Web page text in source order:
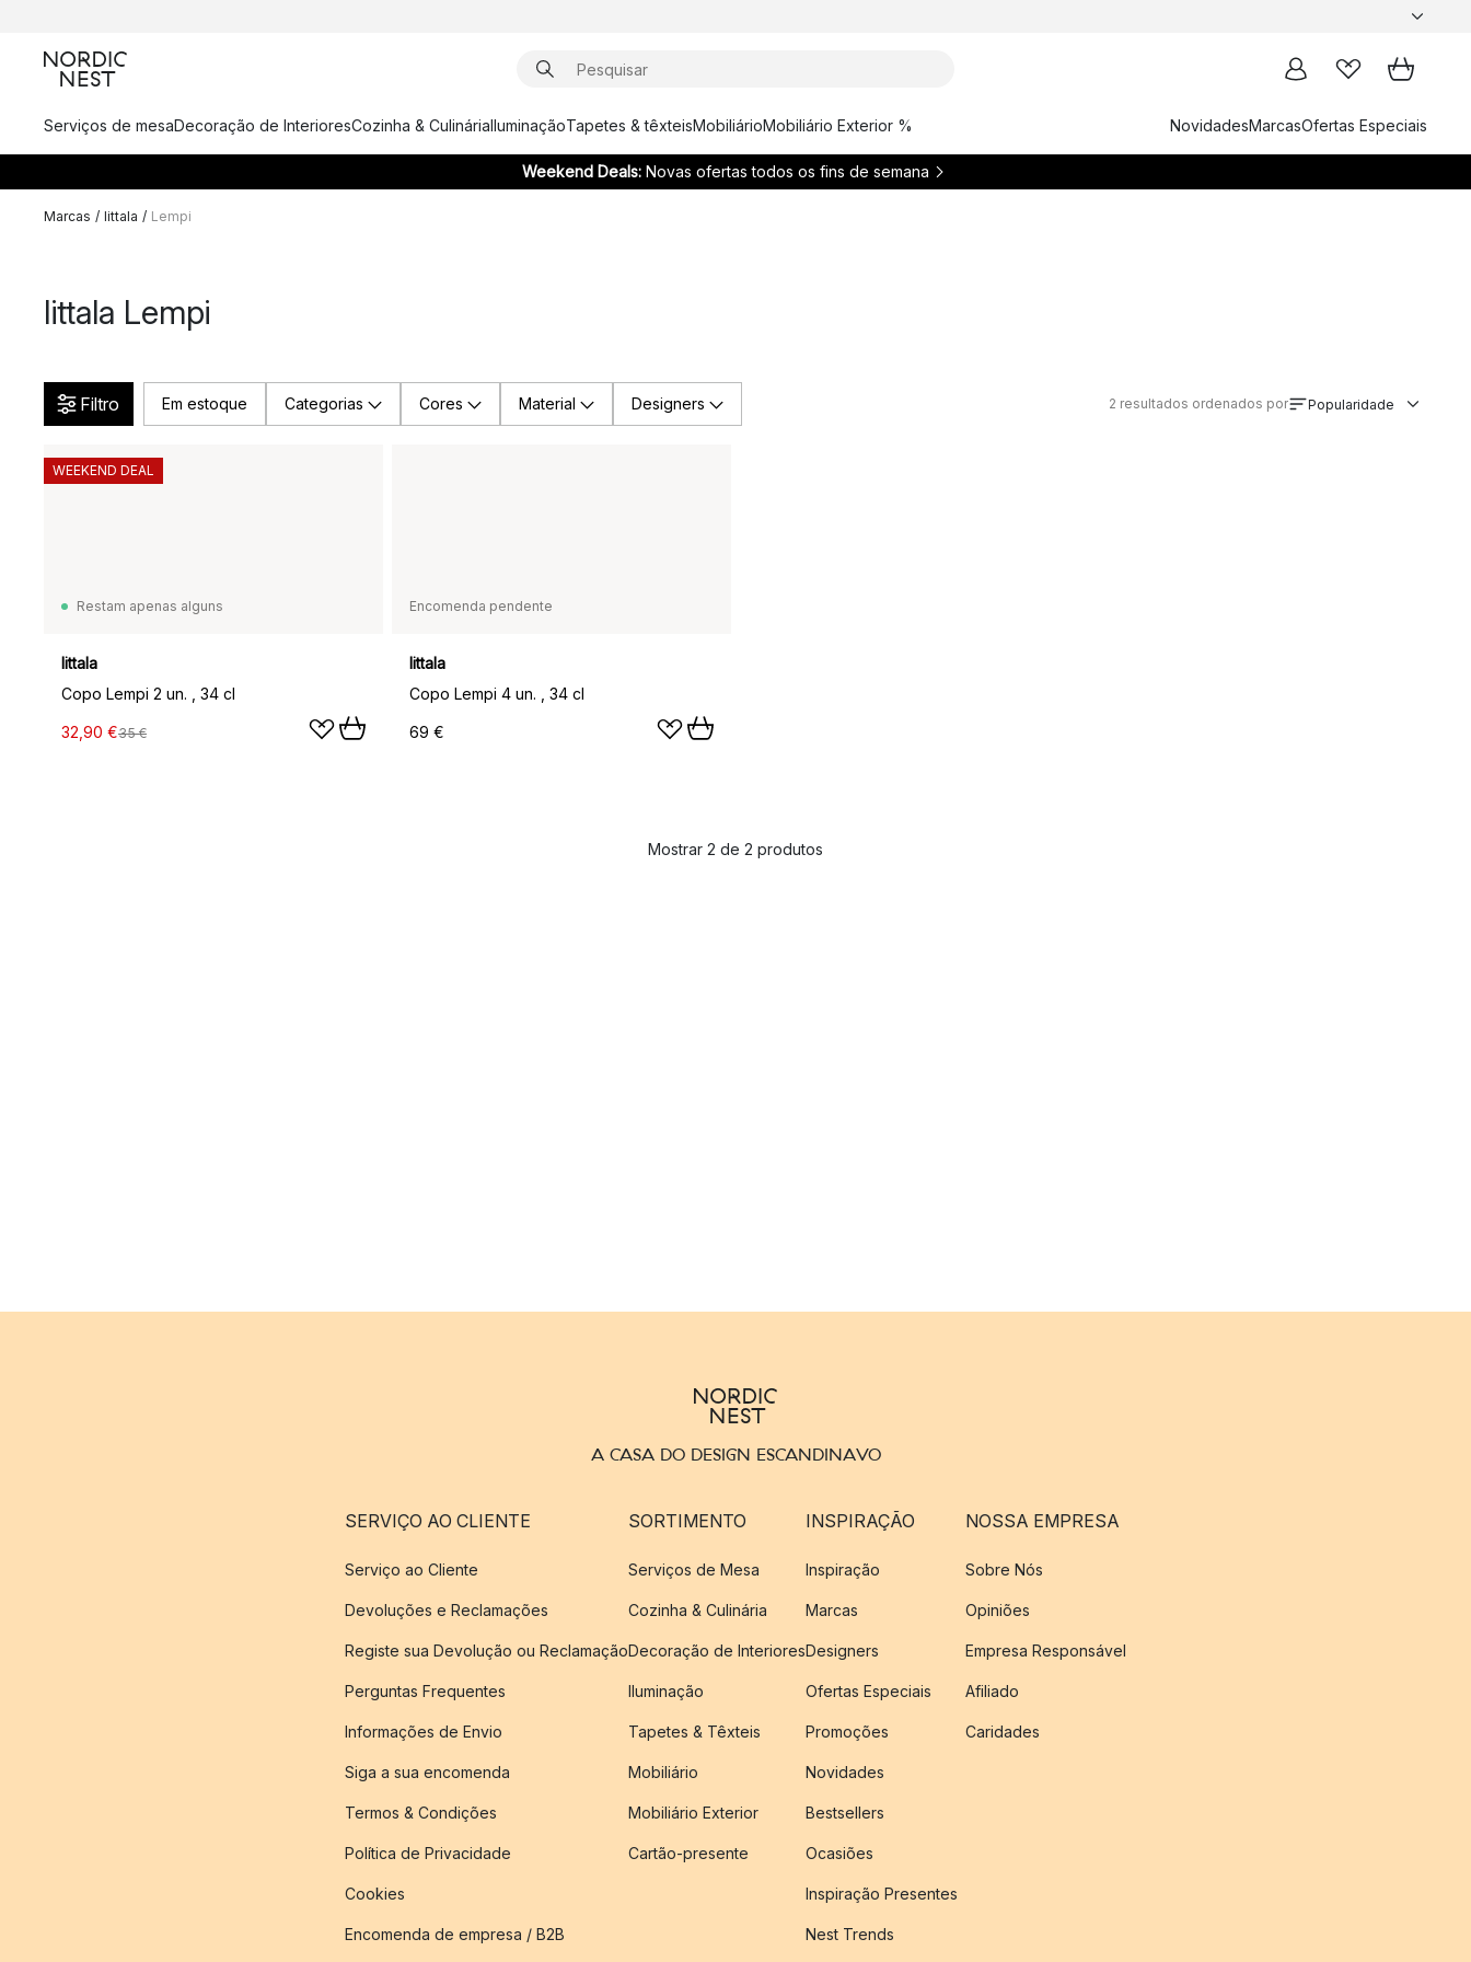
Serviços de mesaDecoração de InterioresCozinha & CulináriaIluminaçãoTapetes & têxteisMobiliárioMobiliário Exterior % NovidadesMarcasOfertas Especiais
Weekend Deals: Novas ofertas todos os fins de semana
Marcas / Iittala / Lempi
Iittala Lempi
Filtro Em estoque Categorias Cores Material Designers 2 resultados ordenados por Popularidade
Restam apenas alguns
Iittala
Copo Lempi 2 un. , 34 cl
32,90 €35 €
WEEKEND DEAL
Encomenda pendente
Iittala
Copo Lempi 4 un. , 34 cl
69 €
Mostrar 2 de 2 produtos
A CASA DO DESIGN ESCANDINAVO
SERVIÇO AO CLIENTE
Serviço ao Cliente
Devoluções e Reclamações
Registe sua Devolução ou Reclamação
Perguntas Frequentes
Informações de Envio
Siga a sua encomenda
Termos & Condições
Política de Privacidade
Cookies
Encomenda de empresa / B2B
SORTIMENTO
Serviços de Mesa
Cozinha & Culinária
Decoração de Interiores
Iluminação
Tapetes & Têxteis
Mobiliário
Mobiliário Exterior
Cartão-presente
INSPIRAÇÃO
Inspiração
Marcas
Designers
Ofertas Especiais
Promoções
Novidades
Bestsellers
Ocasiões
Inspiração Presentes
Nest Trends
NOSSA EMPRESA
Sobre Nós
Opiniões
Empresa Responsável
Afiliado
Caridades